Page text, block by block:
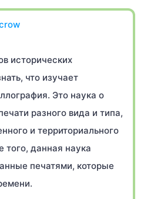
исторических
что изучает
Это наука о
разного вида и типа,
и территориального
данная наука
печатями, которые